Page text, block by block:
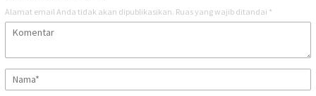
Alamat email Anda tidak akan dipublikasikan. Ruas yang wajib ditandai *